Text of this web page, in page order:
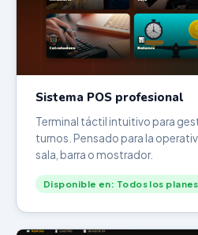
Sistema POS profesional
Terminal táctil intuitivo para
turnos. Pensado para la
sala, barra o mostrador.
Disponible en: Todos los planes